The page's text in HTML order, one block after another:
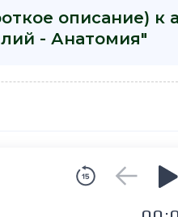
описание) к
- Анатомия"